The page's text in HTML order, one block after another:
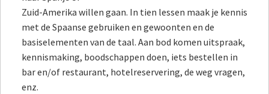
Zuid-Amerika willen gaan. In tien lessen maak je kennis
met de Spaanse gebruiken en gewoonten en de
basiselementen van de taal. Aan bod komen uitspraak,
kennismaking, boodschappen doen, iets bestellen in
bar en/of restaurant, hotelreservering, de weg vragen,
enz.